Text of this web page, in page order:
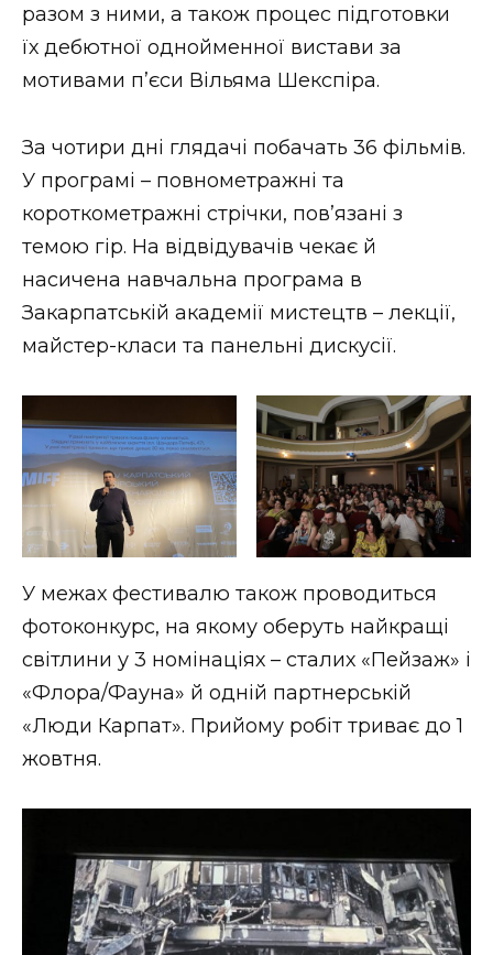
разом з ними, а також процес підготовки
їх дебютної однойменної вистави за
мотивами п’єси Вільяма Шекспіра.
За чотири дні глядачі побачать 36 фільмів.
У програмі – повнометражні та
короткометражні стрічки, пов’язані з
темою гір. На відвідувачів чекає й
насичена навчальна програма в
Закарпатській академії мистецтв – лекції,
майстер-класи та панельні дискусії.
У межах фестивалю також проводиться
фотоконкурс, на якому оберуть найкращі
світлини у 3 номінаціях – сталих «Пейзаж» і
«Флора/Фауна» й одній партнерській
«Люди Карпат». Прийому робіт триває до 1
жовтня.